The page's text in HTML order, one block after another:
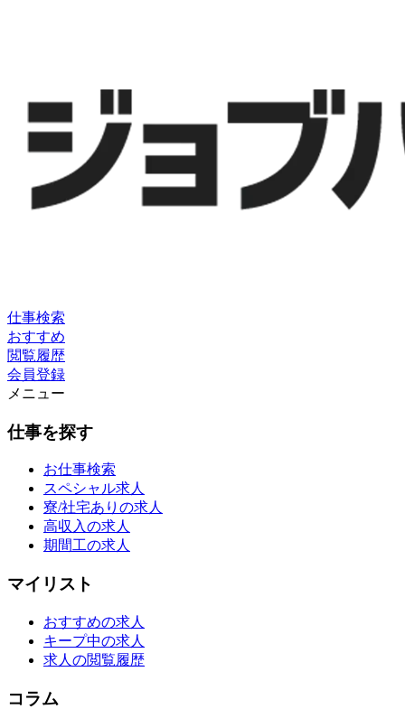
仕事検索
おすすめ
閲覧履歴
会員登録
メニュー
仕事を探す
お仕事検索
スペシャル求人
寮/社宅ありの求人
高収入の求人
期間工の求人
マイリスト
おすすめの求人
キープ中の求人
求人の閲覧履歴
コラム